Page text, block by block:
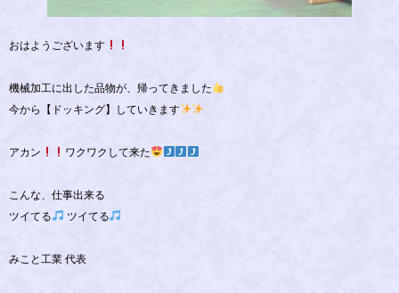
おはようございます
機械加工に出した品物が、帰ってきました
今から【ドッキング】していきます
アカン ワクワクして来た
こんな、仕事出来る
ツイてる
ツイてる
みこと工業 代表